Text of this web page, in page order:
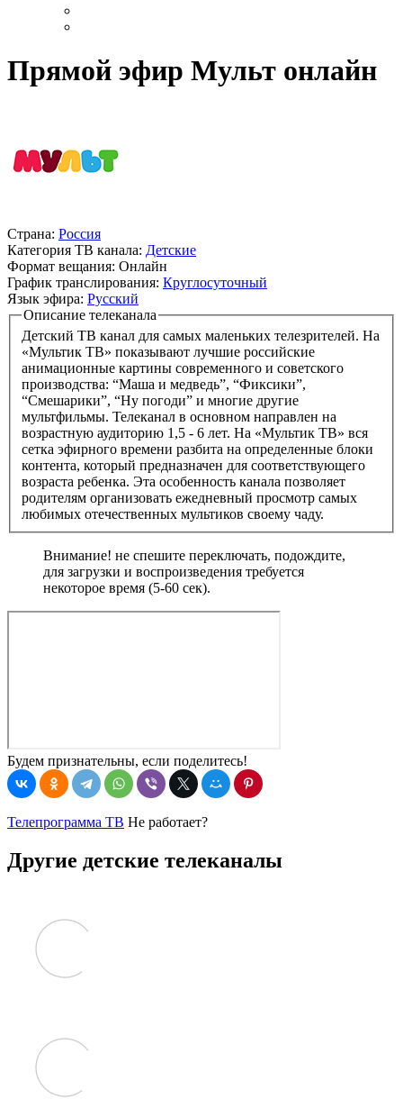
Прямой эфир Мульт онлайн
Страна: Россия
Категория ТВ канала: Детские
Формат вещания: Онлайн
График транслирования: Круглосуточный
Язык эфира: Русский
Описание телеканала
Детский ТВ канал для самых маленьких телезрителей. На
«Мультик ТВ» показывают лучшие российские
анимационные картины современного и советского
производства: “Маша и медведь”, “Фиксики”,
“Смешарики”, “Ну погоди” и многие другие
мультфильмы. Телеканал в основном направлен на
возрастную аудиторию 1,5 - 6 лет. На «Мультик ТВ» вся
сетка эфирного времени разбита на определенные блоки
контента, который предназначен для соответствующего
возраста ребенка. Эта особенность канала позволяет
родителям организовать ежедневный просмотр самых
любимых отечественных мультиков своему чаду.
Внимание! не спешите переключать, подождите,
для загрузки и воспроизведения требуется
некоторое время (5-60 сек).
Будем признательны, если поделитесь!
Телепрограмма ТВ Не работает?
Другие детские телеканалы